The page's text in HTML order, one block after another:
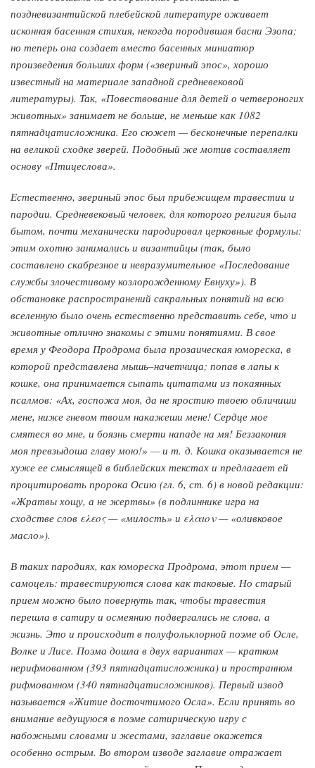
поздневизантийской плебейской литературе оживает
исконная басенная стихия, некогда породившая басни Эзопа;
но теперь она создает вместо басенных миниатюр
произведения больших форм («звериный эпос», хорошо
известный на материале западной средневековой
литературы). Так, «Повествование для детей о четвероногих
животных» занимает не больше, не меньше как 1082
пятнадцатисложника. Его сюжет — бесконечные перепалки
на великой сходке зверей. Подобный же мотив составляет
основу «Птицеслова».
Естественно, звериный эпос был прибежищем травестии и
пародии. Средневековый человек, для которого религия была
бытом, почти механически пародировал церковные формулы:
этим охотно занимались и византийцы (так, было
составлено скабрезное и невразумительное «Последование
службы злочестивому козлорожденному Евнуху»). В
обстановке распространений сакральных понятий на всю
вселенную было очень естественно представить себе, что и
животные отлично знакомы с этими понятиями. В свое
время у Феодора Продрома была прозаическая юмореска, в
которой представлена мышь–начетчица; попав в лапы к
кошке, она принимается сыпать цитатами из покаянных
псалмов: «Ах, госпожа моя, да не яростию твоею обличиши
мене, ниже гневом твоим накажеши мене! Сердце мое
смятеся во мне, и боязнь смерти нападе на мя! Беззакония
моя превзыдоша главу мою!» — и т. д. Кошка оказывается не
хуже ее смыслящей в библейских текстах и предлагает ей
процитировать пророка Осию (гл. 6, ст. 6) в новой редакции:
«Жратвы хощу, а не жертвы» (в подлиннике игра на
сходстве слов ελεος — «милость» и ελαιον — «оливковое
масло»).
В таких пародиях, как юмореска Продрома, этот прием —
самоцель: травестируются слова как таковые. Но старый
прием можно было повернуть так, чтобы травестия
перешла в сатиру и осмеянию подвергались не слова, а
жизнь. Это и происходит в полуфольклорной поэме об Осле,
Волке и Лисе. Поэма дошла в двух вариантах — кратком
нерифмованном (393 пятнадцатисложника) и пространном
рифмованном (340 пятнадцатисложников). Первый извод
называется «Житие досточтимого Осла». Если принять во
внимание ведущуюся в поэме сатирическую игру с
набожными словами и жестами, заглавие окажется
особенно острым. Во втором изводе заглавие отражает